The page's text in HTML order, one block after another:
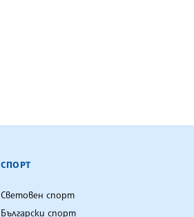
СПОРТ
Световен спорт
Български спорт